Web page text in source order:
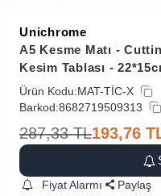
Unichrome
A5 Kesme Matı -
Kesim Tablası -
Ürün Kodu:MAT-TİC-X
Barkod:8682719509313
287,33 TL193,76
Fiyat Alarmı
Paylaş